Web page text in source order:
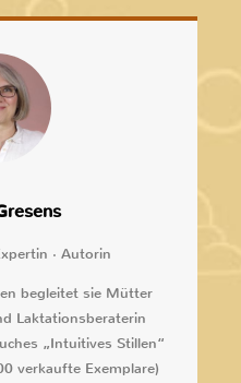
· Autorin
begleitet sie Mütter
Laktationsberaterin
„Intuitives Stillen“
verkaufte Exemplare)